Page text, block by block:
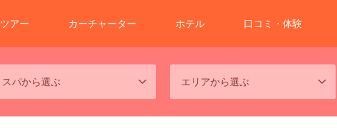
アー カーチャーター ホテル 口コミ・体験
スパから選ぶ エリアから選ぶ